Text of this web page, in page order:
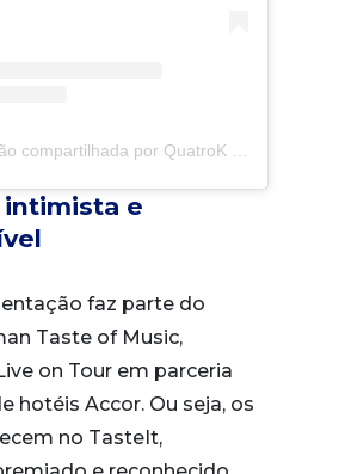
Uma publicação compartilhada por QuatroK (@quatrok.oficial)
intimista e
faz parte do
Taste of Music,
on Tour em parceria
hotéis Accor. Ou seja, os
no TasteIt,